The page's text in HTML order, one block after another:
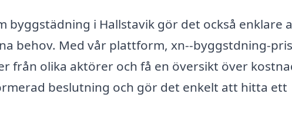
byggstädning i Hallstavik gör det också enklare
behov. Med vår plattform, xn--byggstdning-
från olika aktörer och få en översikt över
beslutning och gör det enkelt att hitta ett